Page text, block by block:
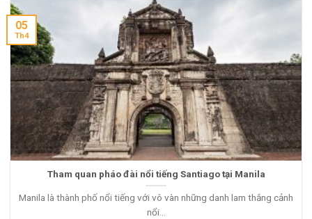
Tham quan pháo đài nổi tiếng Santiago tại Manila
Manila là thành phố nổi tiếng với vô vàn những danh lam thắng cảnh
nổi...
05
Th4